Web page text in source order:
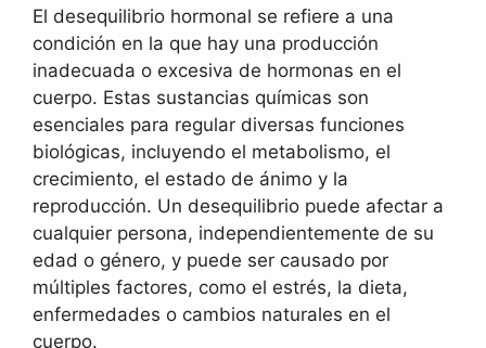
El desequilibrio hormonal se refiere a una
condición en la que hay una producción
inadecuada o excesiva de hormonas en el
cuerpo. Estas sustancias químicas son
esenciales para regular diversas funciones
biológicas, incluyendo el metabolismo, el
crecimiento, el estado de ánimo y la
reproducción. Un desequilibrio puede afectar a
cualquier persona, independientemente de su
edad o género, y puede ser causado por
múltiples factores, como el estrés, la dieta,
enfermedades o cambios naturales en el
cuerpo.